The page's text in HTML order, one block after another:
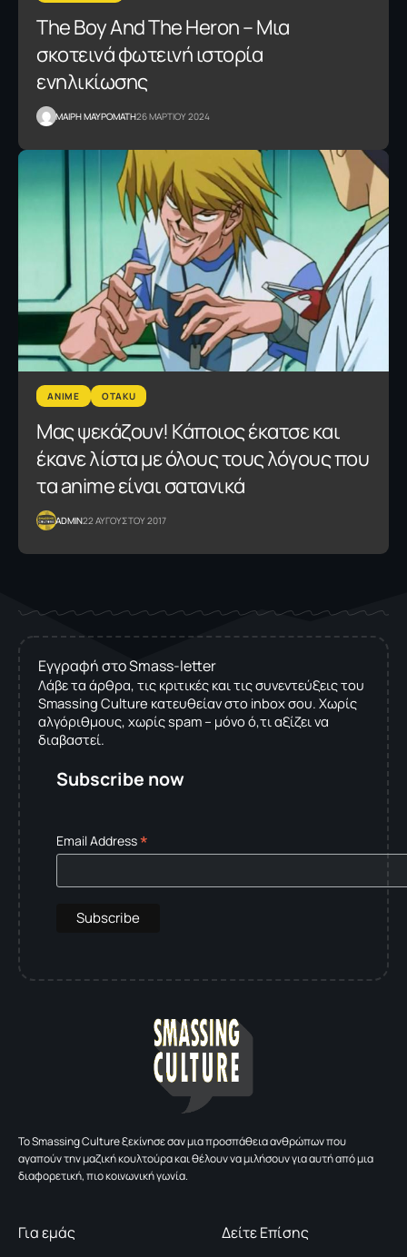
The Boy And The Heron – Μια
σκοτεινά φωτεινή ιστορία
ενηλικίωσης
MΑΙΡΗ ΜΑΥΡΟΜΑΤΗ26 ΜΑΡΤΙΟΥ 2024
ANIME OTAKU
Μας ψεκάζουν! Κάποιος έκατσε και
έκανε λίστα με όλους τους λόγους που
τα anime είναι σατανικά
ADMIN22 ΑΥΓΟΥΣΤΟΥ 2017
Εγγραφή στο Smass-letter
Λάβε τα άρθρα, τις κριτικές και τις συνεντεύξεις του
Smassing Culture κατευθείαν στο inbox σου. Χωρίς
αλγόριθμους, χωρίς spam – μόνο ό,τι αξίζει να
διαβαστεί.
Subscribe now
Email Address*
To Smassing Culture ξεκίνησε σαν μια προσπάθεια ανθρώπων που
αγαπούν την μαζική κουλτούρα και θέλουν να μιλήσουν για αυτή από μια
διαφορετική, πιο κοινωνική γωνία.
Για εμάς Δείτε Επίσης